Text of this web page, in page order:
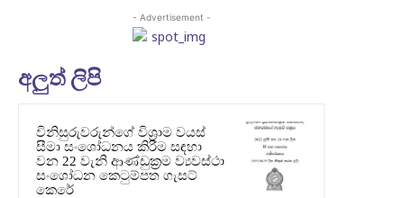
- Advertisement -
අලුත් ලිපි
විනිසුරුවරුන්ගේ විශ්‍රාම වයස්
සීමා සංශෝධනය කිරීම සඳහා
වන 22 වැනි ආණ්ඩුක්‍රම ව්‍යවස්ථා
සංශෝධන කෙටුම්පත ගැසට්
කෙරේ